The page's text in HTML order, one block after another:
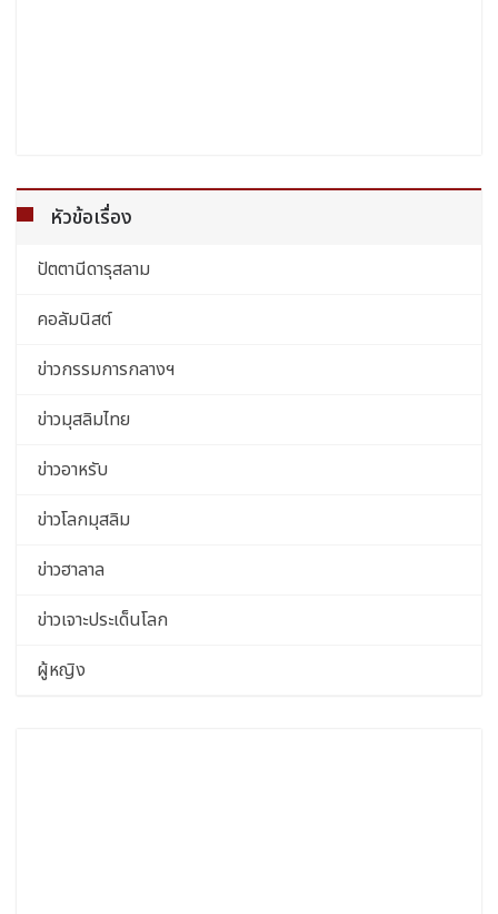
หัวข้อเรื่อง
ปัตตานีดารุสลาม
คอลัมนิสต์
ข่าวกรรมการกลางฯ
ข่าวมุสลิมไทย
ข่าวอาหรับ
ข่าวโลกมุสลิม
ข่าวฮาลาล
ข่าวเจาะประเด็นโลก
ผู้หญิง